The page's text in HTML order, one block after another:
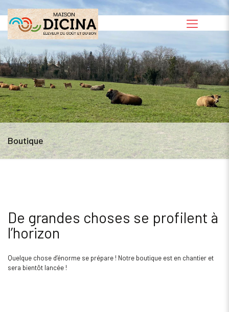
Boutique
De grandes choses se profilent à
l’horizon
Quelque chose d’énorme se prépare ! Notre boutique est en chantier et
sera bientôt lancée !